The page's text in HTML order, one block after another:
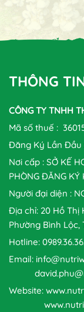
THÔNG
CÔNG TY TNHH
Mã số thuế :
Đăng Ký Lần
Nơi cấp : SỞ KẾ
PHÒNG ĐĂNG
Người đại diện :
Địa chỉ: 20 Hồ Thị
Phường Bình Lộc,
Hotline:
Email:
Website: